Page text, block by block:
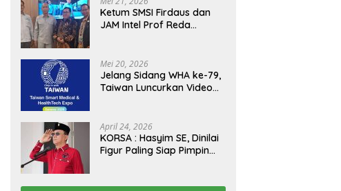
Ketum SMSI Firdaus dan
JAM Intel Prof Reda
SMSI Sukseskan Jaga
Desa dan Jaga Dapur
MBG, Perkuat Pengawasan
Mei 20, 2026
Jelang Sidang WHA ke-79,
Taiwan Luncurkan Video
Inovasi Kesehatan Global
April 24, 2026
KORSA : Hasyim SE, Dinilai
Figur Paling Siap Pimpin